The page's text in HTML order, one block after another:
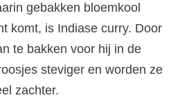
gebakken bloemkool
komt, is Indiase curry. Door
te bakken voor hij in de
steviger en worden ze
zachter.